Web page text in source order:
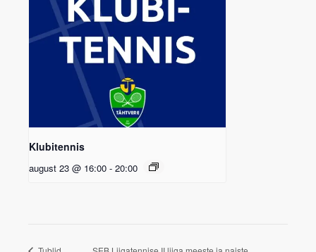
Klubitennis
august 23 @ 16:00 - 20:00